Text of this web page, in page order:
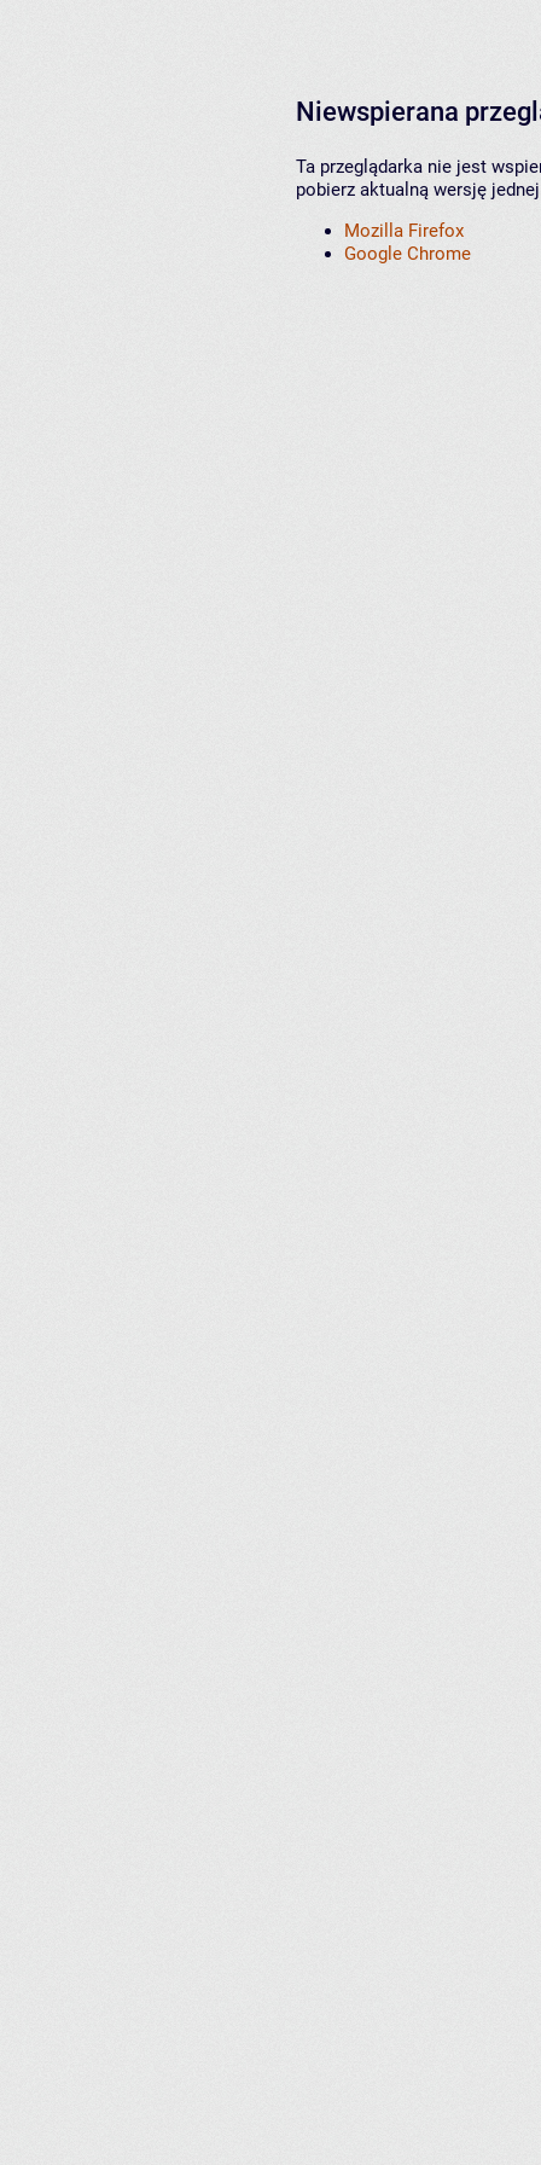
Niewspierana
Ta przeglądarka nie jest
pobierz aktualną wersję
Mozilla Firefox
Google Chrome